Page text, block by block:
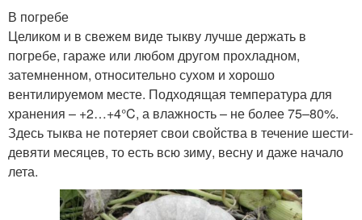
В погребе
Целиком и в свежем виде тыкву лучше держать в
погребе, гараже или любом другом прохладном,
затемненном, относительно сухом и хорошо
вентилируемом месте. Подходящая температура для
хранения – +2…+4°C, а влажность – не более 75–80%.
Здесь тыква не потеряет свои свойства в течение шести-
девяти месяцев, то есть всю зиму, весну и даже начало
лета.